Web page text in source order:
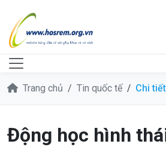
Trang chủ Tin quốc tế Chi tiết
Động học hình